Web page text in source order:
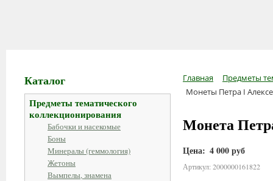
Каталог
Предметы тематического
коллекционирования
Бабочки и насекомые
Боны
Минералы (геммология)
Жетоны
Вымпелы, знамена
Главная
Предметы
Монеты Петра I
Монета
Цена: 4 000 руб
Артикул: 2000000161822